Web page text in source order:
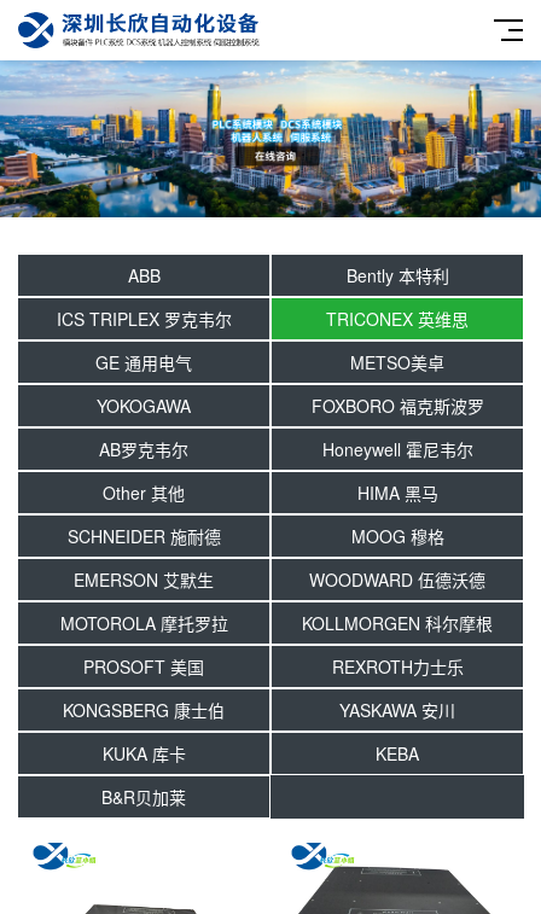
ABB
Bently 本特利
ICS TRIPLEX 罗克韦尔
TRICONEX 英维思
GE 通用电气
METSO美卓
YOKOGAWA
FOXBORO 福克斯波罗
AB罗克韦尔
Honeywell 霍尼韦尔
Other 其他
HIMA 黑马
SCHNEIDER 施耐德
MOOG 穆格
EMERSON 艾默生
WOODWARD 伍德沃德
MOTOROLA 摩托罗拉
KOLLMORGEN 科尔摩根
PROSOFT 美国
REXROTH力士乐
KONGSBERG 康士伯
YASKAWA 安川
KUKA 库卡
KEBA
B&R贝加莱